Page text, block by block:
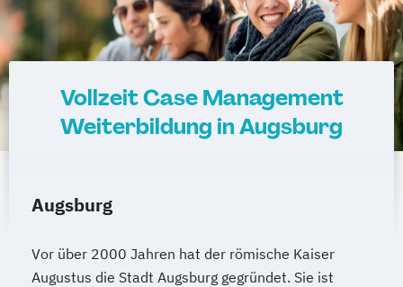
Vollzeit Case Management
Weiterbildung in Augsburg
Augsburg
Vor über 2000 Jahren hat der römische Kaiser
Augustus die Stadt Augsburg gegründet. Sie ist